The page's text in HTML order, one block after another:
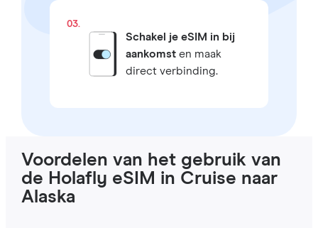
03.
Schakel je eSIM in bij
aankomsten maak
direct verbinding.
Voordelen van het gebruik van
de Holafly eSIM in Cruise naar
Alaska